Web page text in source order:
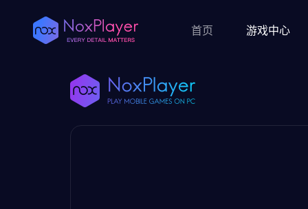
首页 游戏中心